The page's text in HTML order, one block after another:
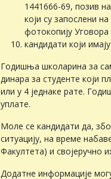
1441666-69, позив
који су запослени
фотокопију
кандидати који
Годишња школарина за
динара за студенте који
или у 4 једнаке рате.
уплате.
Моле се кандидати да,
ситуацију, на време
Факултета) и својеручно
Додатне информације